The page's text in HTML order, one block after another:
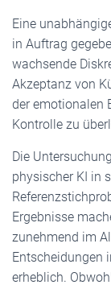
Eine
in Auftrag
wachsende
Akzeptanz von
der emotionalen
Kontrolle zu
Die
physischer KI in
Ergebnisse
zunehmend im
Entscheidungen
erheblich.